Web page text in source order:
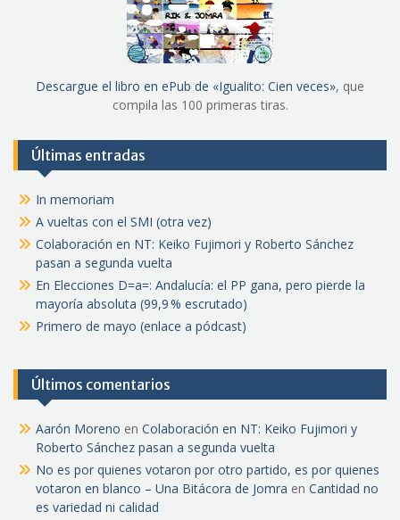
Descargue el libro en ePub de «Igualito: Cien veces», que
compila las 100 primeras tiras.
Últimas entradas
In memoriam
A vueltas con el SMI (otra vez)
Colaboración en NT: Keiko Fujimori y Roberto Sánchez
pasan a segunda vuelta
En Elecciones D=a=: Andalucía: el PP gana, pero pierde la
mayoría absoluta (99,9 % escrutado)
Primero de mayo (enlace a pódcast)
Últimos comentarios
Aarón Moreno en Colaboración en NT: Keiko Fujimori y
Roberto Sánchez pasan a segunda vuelta
No es por quienes votaron por otro partido, es por quienes
votaron en blanco – Una Bitácora de Jomra en Cantidad no
es variedad ni calidad